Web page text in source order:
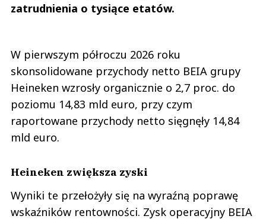
zatrudnienia o tysiące etatów.
W pierwszym półroczu 2026 roku
skonsolidowane przychody netto BEIA grupy
Heineken wzrosły organicznie o 2,7 proc. do
poziomu 14,83 mld euro, przy czym
raportowane przychody netto sięgnęły 14,84
mld euro.
Heineken zwiększa zyski
Wyniki te przełożyły się na wyraźną poprawę
wskaźników rentowności. Zysk operacyjny BEIA